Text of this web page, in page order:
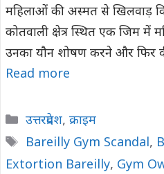
महिलाओं की अस्मत से खिलवाड़
कोतवाली क्षेत्र स्थित एक जिम में
उनका यौन शोषण करने और फिर
Read more
Categories
उत्तरप्रदेश, क्राइम
Tags
Bareilly Gym Scandal,
Extortion Bareilly, Gym